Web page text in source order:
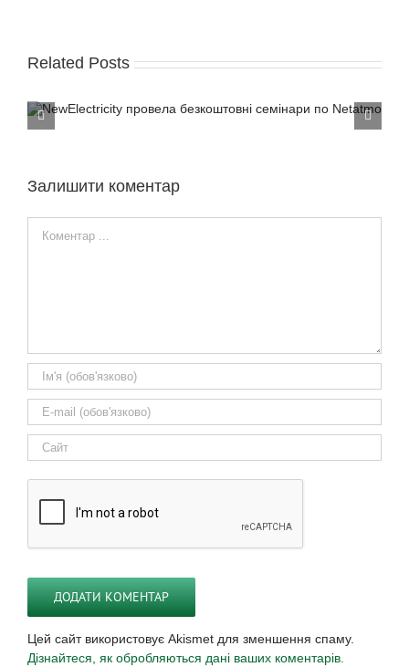
Related Posts
Представники NewElectricity обговорили з
Залишити коментар
Цей сайт використовує Akismet для зменшення спаму.
Дізнайтеся, як обробляються дані ваших коментарів.